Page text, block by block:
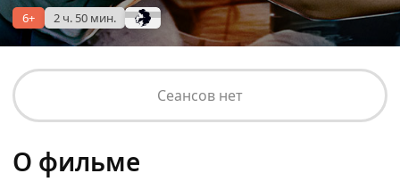
6+ 2 ч. 50 мин.
Сеансов нет
О фильме